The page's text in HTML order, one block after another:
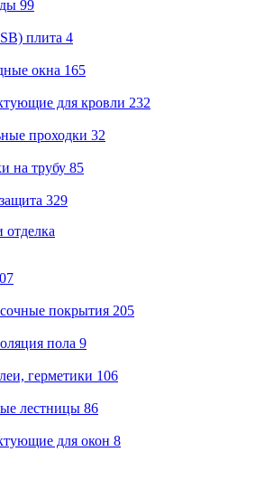
99
плита 4
окна 165
для кровли 232
проходки 32
на трубу 85
329
отделка
покрытия 205
пола 9
герметики 106
лестницы 86
для окон 8